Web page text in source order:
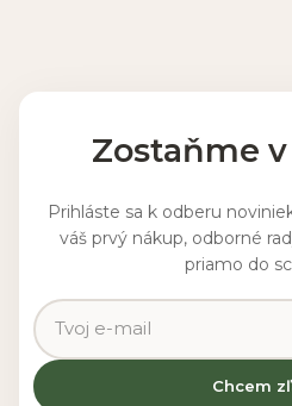
Zostaňme
Prihláste sa k odberu
váš prvý nákup, odborné
priamo do
Chcem